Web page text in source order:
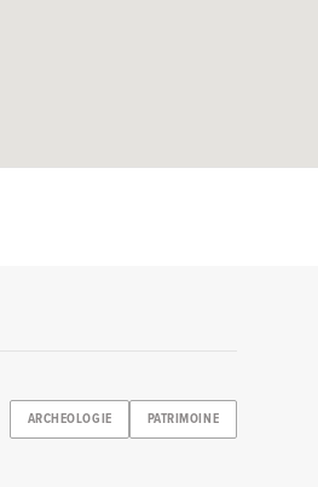
ARCHEOLOGIE PATRIMOINE